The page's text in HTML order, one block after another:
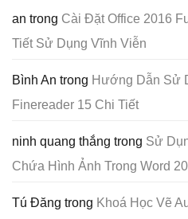
an trong Cài Đặt Office 2016
Tiết Sử Dụng Vĩnh Viễn
Bình An trong Hướng Dẫn Sử
Finereader 15 Chi Tiết
ninh quang thắng trong Sử
Chứa Hình Ảnh Trong Word
Tú Đăng trong Khoá Học Vẽ